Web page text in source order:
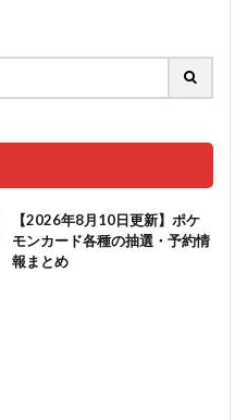
【2026年8月10日更新】ポケ
モンカード各種の抽選・予約情
報まとめ